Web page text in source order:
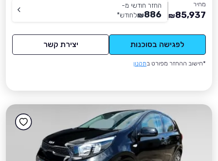
מחיר
85,937
₪
החזר חודשי מ-
886
₪לחודש*
לפגישה בסוכנות יצירת קשר
*חישוב ההחזר מפורט בתקנון